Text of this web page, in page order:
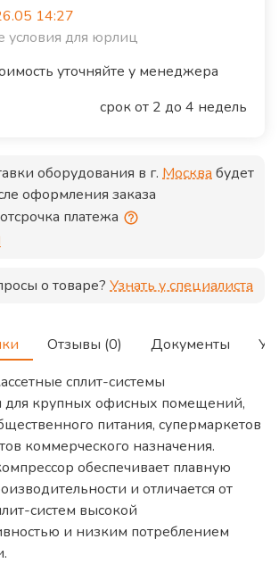
14:27
условия для юрлиц
уточняйте у менеджера
срок от 2 до 4 недель
оборудования в г. Москвабудет
оформления заказа
платежа
о товаре? Узнать у специалиста
Отзывы (0) Документы
сплит-системы
для крупных офисных помещений,
питания, супермаркетов
коммерческого назначения.
обеспечивает плавную
и отличается от
систем высокой
и низким потреблением